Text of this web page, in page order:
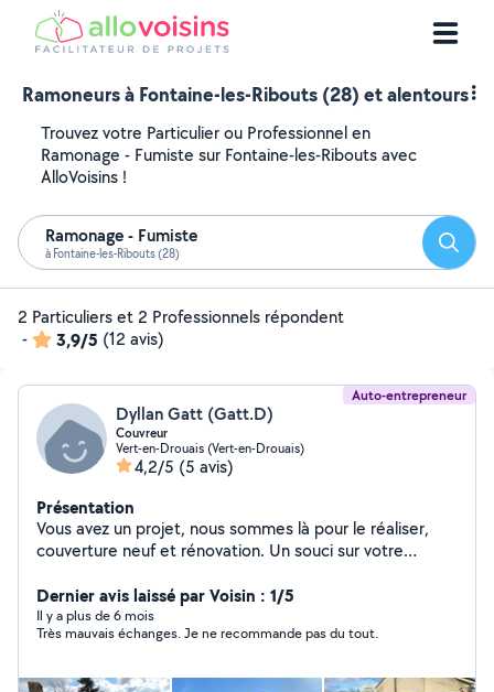
Ramoneurs à Fontaine-les-Ribouts (28) et alentours
Trouvez votre Particulier ou Professionnel en
Ramonage - Fumiste sur Fontaine-les-Ribouts avec
AlloVoisins !
Ramonage - Fumiste
à Fontaine-les-Ribouts (28)
2 Particuliers et 2 Professionnels répondent
-
3,9/5 (12 avis)
Auto-entrepreneur
Dyllan Gatt (Gatt.D)
Couvreur
Vert-en-Drouais (Vert-en-Drouais)
4,2/5 (5 avis)
Présentation
Vous avez un projet, nous sommes là pour le réaliser,
couverture neuf et rénovation. Un souci sur votre
me contacter le devis et le déplacement et gratuit
Dernier avis laissé par Voisin : 1/5
Il y a plus de 6 mois
Très mauvais échanges. Je ne recommande pas du tout.